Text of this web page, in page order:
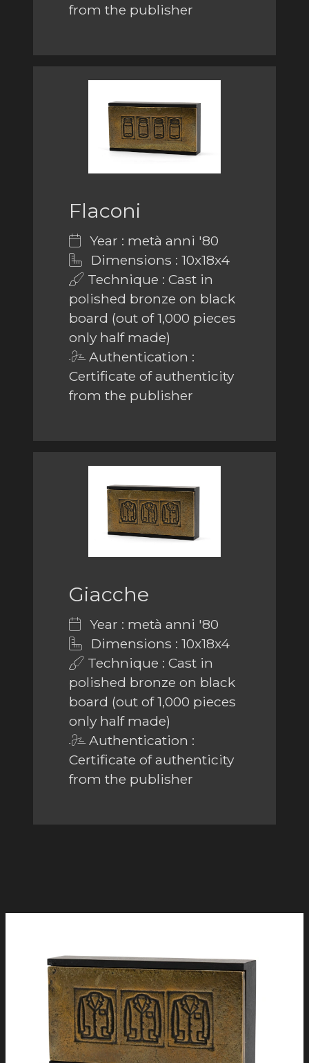
from the publisher
Flaconi
Year : metà anni '80
Dimensions : 10x18x4
Technique : Cast in
polished bronze on black
board (out of 1,000 pieces
only half made)
Authentication :
Certificate of authenticity
from the publisher
Giacche
Year : metà anni '80
Dimensions : 10x18x4
Technique : Cast in
polished bronze on black
board (out of 1,000 pieces
only half made)
Authentication :
Certificate of authenticity
from the publisher